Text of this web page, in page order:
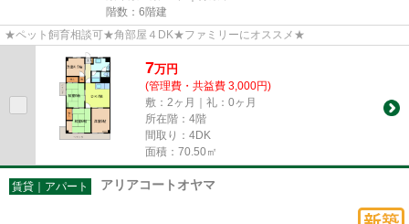
階数：6階建
★ペット飼育相談可★角部屋４DK★ファミリーにオススメ★
7万円
(管理費・共益費 3,000円)
敷：2ヶ月｜礼：0ヶ月
所在階：4階
間取り：4DK
面積：70.50㎡
賃貸｜アパート アリアコートオヤマ